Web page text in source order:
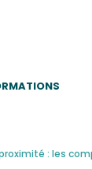
: les